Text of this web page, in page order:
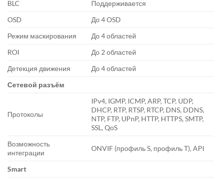
BLC
Поддерживается
OSD
До 4 OSD
Режим маскирования
До 4 областей
ROI
До 2 областей
Детекция движения
До 4 областей
Сетевой разъём
Протоколы
IPv4, IGMP, ICMP, ARP, TCP, UDP,
DHCP, RTP, RTSP, RTCP, DNS, DDNS,
NTP, FTP, UPnP, HTTP, HTTPS, SMTP,
SSL, QoS
Возможность
интеграции
ONVIF (профиль S, профиль T), API
Smart